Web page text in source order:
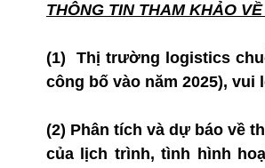
THÔNG TIN THAM KHẢO
(1) Thị trường logistics
công bố vào năm 2025), vui
(2) Phân tích và dự báo về
của lịch trình, tình hình